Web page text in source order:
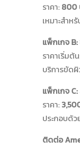
ราคา: 800
เหมาะสำห
แพ็กเกจ
ราคาเริ่มต้
บริการขัด
แพ็กเกจ
ราคา:
ประกอบด้
ติดต่อ